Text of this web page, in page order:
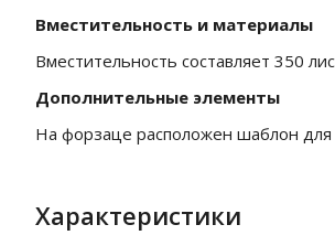
Вместительность и материалы
Вместительность составляет 350
Дополнительные элементы
На форзаце расположен шаблон для
Характеристики